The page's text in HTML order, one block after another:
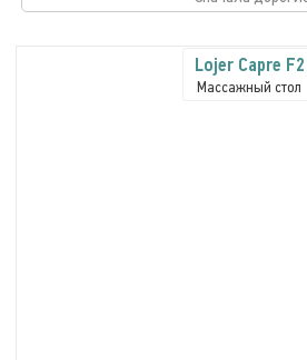
Lojer Capre F2
Массажный стол